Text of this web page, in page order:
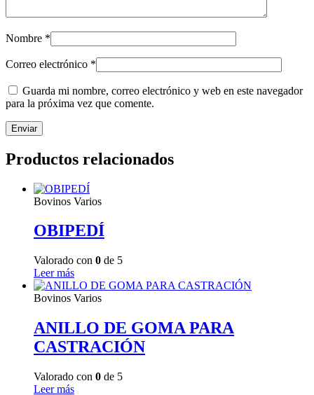
Nombre *
Correo electrónico *
Guarda mi nombre, correo electrónico y web en este navegador
para la próxima vez que comente.
Productos relacionados
Bovinos Varios
OBIPEDÍ
Valorado con 0 de 5
Leer más
Bovinos Varios
ANILLO DE GOMA PARA
CASTRACIÓN
Valorado con 0 de 5
Leer más